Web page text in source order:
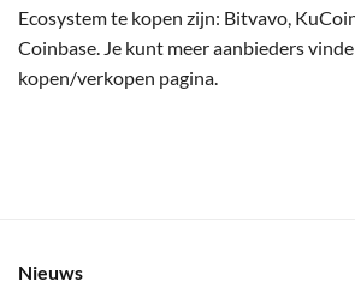
Ecosystem te kopen zijn: Bitvavo,
Coinbase. Je kunt meer aanbieders
kopen/verkopen pagina.
Nieuws